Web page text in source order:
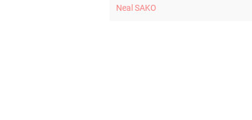
Neal SAKO